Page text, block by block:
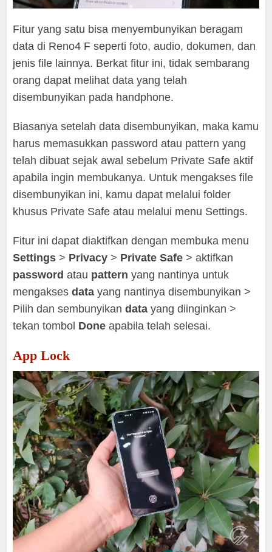
Fitur yang satu bisa menyembunyikan beragam
data di Reno4 F seperti foto, audio, dokumen, dan
jenis file lainnya. Berkat fitur ini, tidak sembarang
orang dapat melihat data yang telah
disembunyikan pada handphone.
Biasanya setelah data disembunyikan, maka kamu
harus memasukkan password atau pattern yang
telah dibuat sejak awal sebelum Private Safe aktif
apabila ingin membukanya. Untuk mengakses file
disembunyikan ini, kamu dapat melalui folder
khusus Private Safe atau melalui menu Settings.
Fitur ini dapat diaktifkan dengan membuka menu
Settings > Privacy > Private Safe > aktifkan
password atau pattern yang nantinya untuk
mengaksesdata yang nantinya disembunyikan >
Pilih dan sembunyikandata yang diinginkan >
tekan tombol Done apabila telah selesai.
App Lock